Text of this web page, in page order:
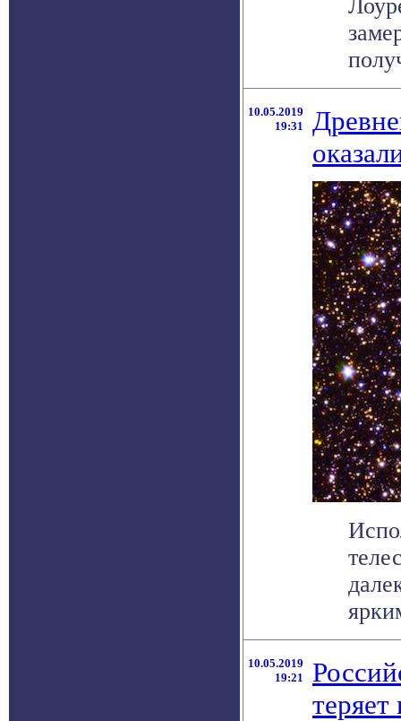
10.05.2019
19:31
10.05.2019
19:21
теряет